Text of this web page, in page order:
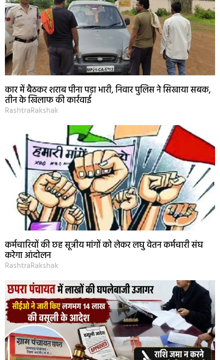
कार में बैठकर शराब पीना पड़ा भारी, निवार पुलिस ने सिखाया सबक,
तीन के खिलाफ की कार्रवाई
RashtraRakshak
कर्मचारियों की छह सूत्रीय मांगों को लेकर लघु वेतन कर्मचारी संघ
करेगा आंदोलन
RashtraRakshak